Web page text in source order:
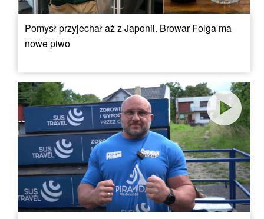
Pomysł przyjechał aż z Japonii. Browar Folga ma
nowe piwo